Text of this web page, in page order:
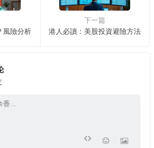
風險分析
下一篇
港人必讀：美股投資避險方法